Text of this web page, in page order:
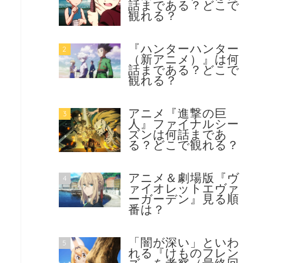
話まである？どこで
観れる？
2
『ハンターハンター
（新アニメ）』は何
話まである？どこで
観れる？
3
アニメ『進撃の巨
人』ファイナルシー
ズンは何話まであ
る？どこで観れる？
4
アニメ＆劇場版『ヴ
ァイオレットエヴァ
ーガーデン』見る順
番は？
5
「闇が深い」といわ
れる『けものフレン